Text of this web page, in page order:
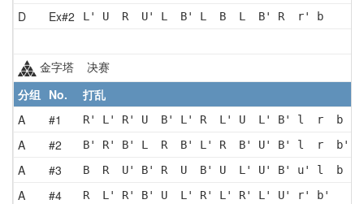
D Ex#2 L' U  R  U' L  B' L  B  L  B' R  r' b
金字塔 决赛
分组 No.
打乱
A
#1 R' L' R' U  B' L' R  L' U  L' B' l  r  b
A #2 B' R' B' L  R  B' L' R  B' U' B' l  r  b'
A #3 B  R  U' B' R  U  B' U  L' U' B' u' l  b
A #4 R  L' R' B' U  L' R' L' R' L' U' r' b'